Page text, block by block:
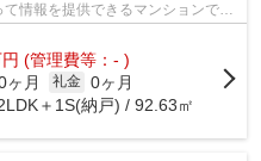
情報を提供できるマンションです
円 (管理費等：- )
ヶ月 礼金 0ヶ月
＋1S(納戸) / 92.63㎡